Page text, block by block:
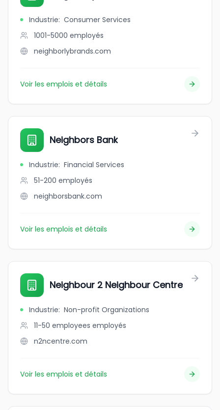
Industrie: Consumer Services
1001-5000 employés
neighborlybrands.com
Voir les emplois et détails
Neighbors Bank
Industrie: Financial Services
51-200 employés
neighborsbank.com
Voir les emplois et détails
Neighbour 2 Neighbour Centre
Industrie: Non-profit Organizations
11-50 employees employés
n2ncentre.com
Voir les emplois et détails